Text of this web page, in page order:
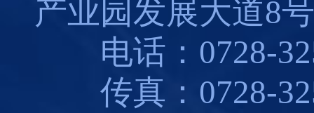
产业园发展大道8号
电话：0728-
传真：0728-